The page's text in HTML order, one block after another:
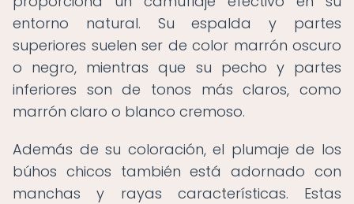
entorno natural. Su espalda y partes
superiores suelen ser de color marrón oscuro
o negro, mientras que su pecho y partes
inferiores son de tonos más claros, como
marrón claro o blanco cremoso.
Además de su coloración, el plumaje de los
búhos chicos también está adornado con
manchas y rayas características. Estas